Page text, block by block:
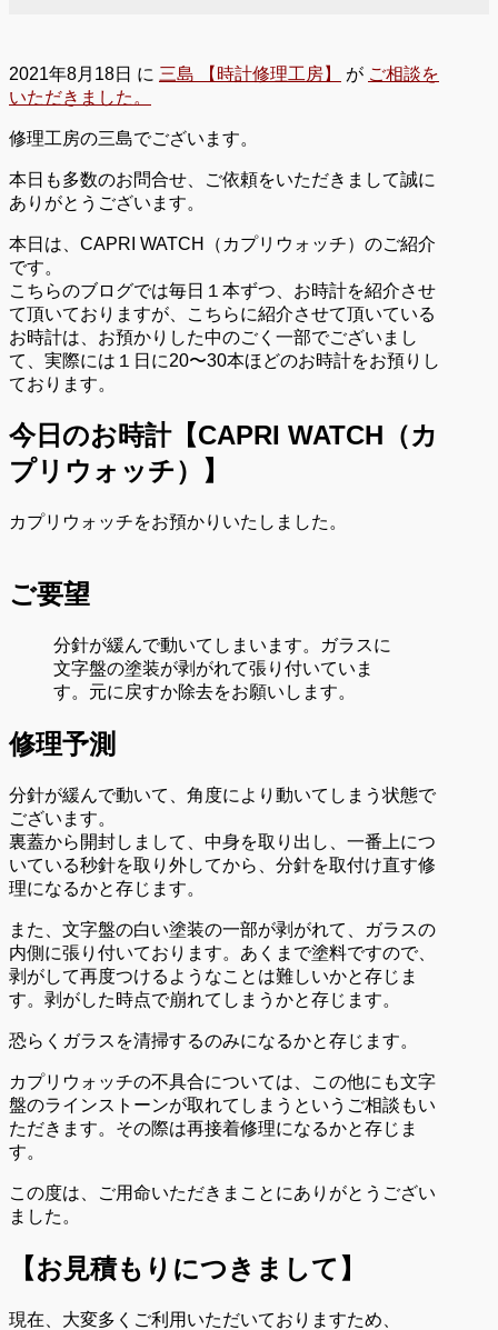
2021年8月18日 に 三島 【時計修理工房】 が ご相談を
いただきました。
修理工房の三島でございます。
本日も多数のお問合せ、ご依頼をいただきまして誠に
ありがとうございます。
本日は、CAPRI WATCH（カプリウォッチ）のご紹介
です。
こちらのブログでは毎日１本ずつ、お時計を紹介させ
て頂いておりますが、こちらに紹介させて頂いている
お時計は、お預かりした中のごく一部でございまし
て、実際には１日に20〜30本ほどのお時計をお預りし
ております。
今日のお時計【CAPRI WATCH（カ
プリウォッチ）】
カプリウォッチをお預かりいたしました。
ご要望
分針が緩んで動いてしまいます。ガラスに
文字盤の塗装が剥がれて張り付いていま
す。元に戻すか除去をお願いします。
修理予測
分針が緩んで動いて、角度により動いてしまう状態で
ございます。
裏蓋から開封しまして、中身を取り出し、一番上につ
いている秒針を取り外してから、分針を取付け直す修
理になるかと存じます。
また、文字盤の白い塗装の一部が剥がれて、ガラスの
内側に張り付いております。あくまで塗料ですので、
剥がして再度つけるようなことは難しいかと存じま
す。剥がした時点で崩れてしまうかと存じます。
恐らくガラスを清掃するのみになるかと存じます。
カプリウォッチの不具合については、この他にも文字
盤のラインストーンが取れてしまうというご相談もい
ただきます。その際は再接着修理になるかと存じま
す。
この度は、ご用命いただきまことにありがとうござい
ました。
【お見積もりにつきまして】
現在、大変多くご利用いただいておりますため、